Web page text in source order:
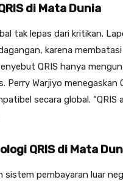
di Mata Dunia
tak lepas dari kritikan.
karena
QRIS hanya
Perry Warjiyo
secara global.
QRIS di Mata
sistem pembayaran luar